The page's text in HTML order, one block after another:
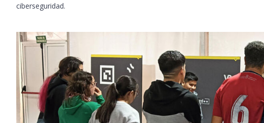
ciberseguridad.